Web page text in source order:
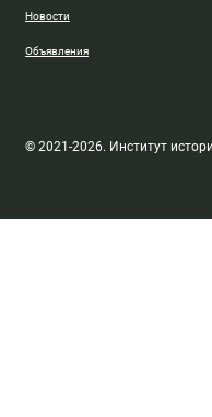
Новости
Объявления
© 2021-2026. Институт